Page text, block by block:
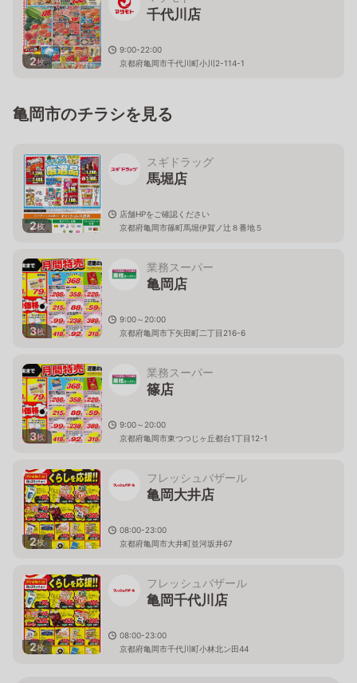
2枚
千代川店
9:00-22:00
京都府亀岡市千代川町小川2-114-1
亀岡市のチラシを見る
2枚
スギドラッグ
馬堀店
店舗HPをご確認ください
京都府亀岡市篠町馬堀伊賀ノ辻８番地５
3枚
業務スーパー
亀岡店
9:00～20:00
京都府亀岡市下矢田町二丁目216-6
3枚
業務スーパー
篠店
9:00～20:00
京都府亀岡市東つつじヶ丘都台1丁目12-1
2枚
フレッシュバザール
亀岡大井店
08:00-23:00
京都府亀岡市大井町並河坂井67
2枚
フレッシュバザール
亀岡千代川店
08:00-23:00
京都府亀岡市千代川町小林北ン田44